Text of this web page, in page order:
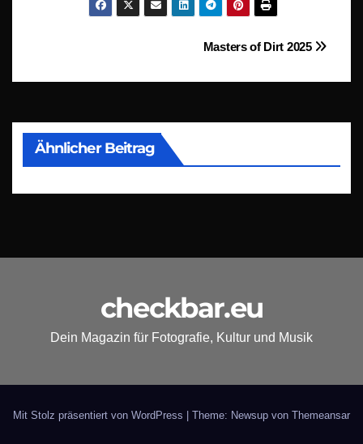
Beitragsnavigation
Masters of Dirt 2025
Ähnlicher Beitrag
checkbar.eu
Dein Magazin für Fotografie, Kultur und Musik
Mit Stolz präsentiert von WordPress | Theme: Newsup von Themeansar